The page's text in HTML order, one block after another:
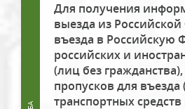
Для получения
выезда из
въезда в Российскую
российских и
(лиц без
пропусков для
транспортных